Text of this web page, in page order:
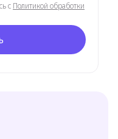
с Политикой обработки